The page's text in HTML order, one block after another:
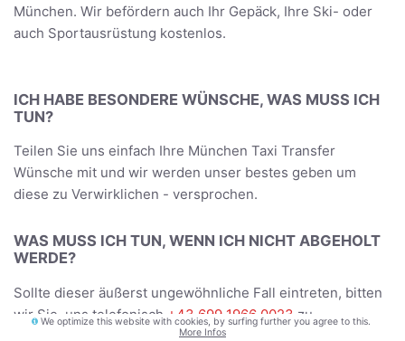
München. Wir befördern auch Ihr Gepäck, Ihre Ski- oder
auch Sportausrüstung kostenlos.
ICH HABE BESONDERE WÜNSCHE, WAS MUSS ICH
TUN?
Teilen Sie uns einfach Ihre München Taxi Transfer
Wünsche mit und wir werden unser bestes geben um
diese zu Verwirklichen - versprochen.
WAS MUSS ICH TUN, WENN ICH NICHT ABGEHOLT
WERDE?
Sollte dieser äußerst ungewöhnliche Fall eintreten, bitten
wir Sie, uns telefonisch +43 699 1966 0023 zu
informieren. Wir werden uns umgehend um Ihr Problem
We optimize this website with cookies, by surfing further you agree to this.
More Infos